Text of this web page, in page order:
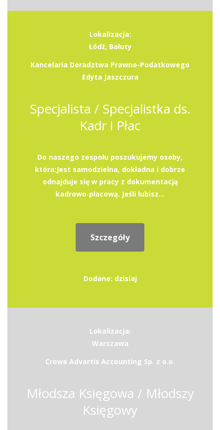
Lokalizacja:
Łódź, Bałuty
Kancelaria Doradztwa Prawno-Podatkowego
Edyta Jaszczura
Specjalista / Specjalistka ds.
Kadr i Płac
Do naszego zespołu poszukujemy osoby,
która:Jest samodzielna, dokładna i dobrze
odnajduje się w pracy z dokumentacją
kadrowo‑płacową. Jeśli lubisz...
Szczegóły
Dodane: dzisiaj
Lokalizacja:
Warszawa
Crowe Advartis Accounting Sp. z o.o.
Młodsza Księgowa / Młodszy
Księgowy